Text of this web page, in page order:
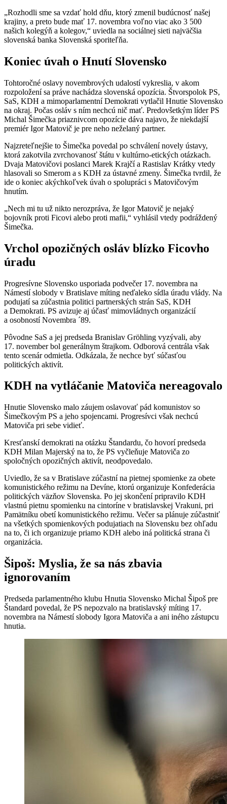
„Rozhodli sme sa vzdať hold dňu, ktorý zmenil budúcnosť našej
krajiny, a preto bude mať 17. novembra voľno viac ako 3 500
našich kolegýň a kolegov,“ uviedla na sociálnej sieti najväčšia
slovenská banka Slovenská sporiteľňa.
Koniec úvah o Hnutí Slovensko
Tohtoročné oslavy novembrových udalostí vykreslia, v akom
rozpoložení sa práve nachádza slovenská opozícia. Štvorspolok PS,
SaS, KDH a mimoparlamentní Demokrati vytlačil Hnutie Slovensko
na okraj. Počas osláv s ním nechcú nič mať. Predovšetkým líder PS
Michal Šimečka priaznivcom opozície dáva najavo, že niekdajší
premiér Igor Matovič je pre neho neželaný partner.
Najzreteľnejšie to Šimečka povedal po schválení novely ústavy,
ktorá zakotvila zvrchovanosť štátu v kultúrno-etických otázkach.
Dvaja Matovičovi poslanci Marek Krajčí a Rastislav Krátky vtedy
hlasovali so Smerom a s KDH za ústavné zmeny. Šimečka tvrdil, že
ide o koniec akýchkoľvek úvah o spolupráci s Matovičovým
hnutím.
„Nech mi tu už nikto nerozpráva, že Igor Matovič je nejaký
bojovník proti Ficovi alebo proti mafii,“ vyhlásil vtedy podráždený
Šimečka.
Vrchol opozičných osláv blízko Ficovho
úradu
Progresívne Slovensko usporiada podvečer 17. novembra na
Námestí slobody v Bratislave míting neďaleko sídla úradu vlády. Na
podujatí sa zúčastnia politici partnerských strán SaS, KDH
a Demokrati. PS avizuje aj účasť mimovládnych organizácií
a osobností Novembra ´89.
Pôvodne SaS a jej predseda Branislav Gröhling vyzývali, aby
17. november bol generálnym štrajkom. Odborová centrála však
tento scenár odmietla. Odkázala, že nechce byť súčasťou
politických aktivít.
KDH na vytláčanie Matoviča nereagovalo
Hnutie Slovensko malo záujem oslavovať pád komunistov so
Šimečkovým PS a jeho spojencami. Progresívci však nechcú
Matoviča pri sebe vidieť.
Kresťanskí demokrati na otázku Štandardu, čo hovorí predseda
KDH Milan Majerský na to, že PS vyčleňuje Matoviča zo
spoločných opozičných aktivít, neodpovedalo.
Uviedlo, že sa v Bratislave zúčastní na pietnej spomienke za obete
komunistického režimu na Devíne, ktorú organizuje Konfederácia
politických väzňov Slovenska. Po jej skončení pripravilo KDH
vlastnú pietnu spomienku na cintoríne v bratislavskej Vrakuni, pri
Pamätníku obetí komunistického režimu. Večer sa plánuje zúčastniť
na všetkých spomienkových podujatiach na Slovensku bez ohľadu
na to, či ich organizuje priamo KDH alebo iná politická strana či
organizácia.
Šipoš: Myslia, že sa nás zbavia
ignorovaním
Predseda parlamentného klubu Hnutia Slovensko Michal Šipoš pre
Štandard povedal, že PS nepozvalo na bratislavský míting 17.
novembra na Námestí slobody Igora Matoviča a ani iného zástupcu
hnutia.